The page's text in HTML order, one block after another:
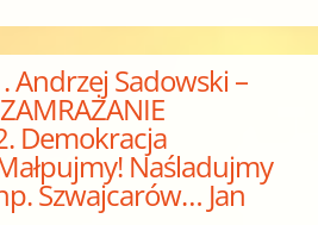
Andrzej Sadowski –
Demokracja
Naśladujmy
Szwajcarów… Jan